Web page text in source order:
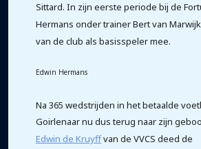
Sittard. In zijn eerste periode bij de
Hermans onder trainer Bert van
van de club als basisspeler mee.
Edwin Hermans
Na 365 wedstrijden in het betaalde
Goirlenaar nu dus terug naar zijn
Edwin de Kruyffvan de VVCS deed de